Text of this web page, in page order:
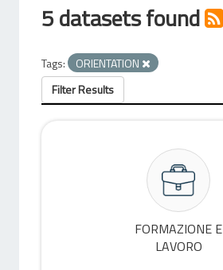
5 datasets found
Tags:
ORIENTATION
Filter Results
FORMAZIONE E
LAVORO